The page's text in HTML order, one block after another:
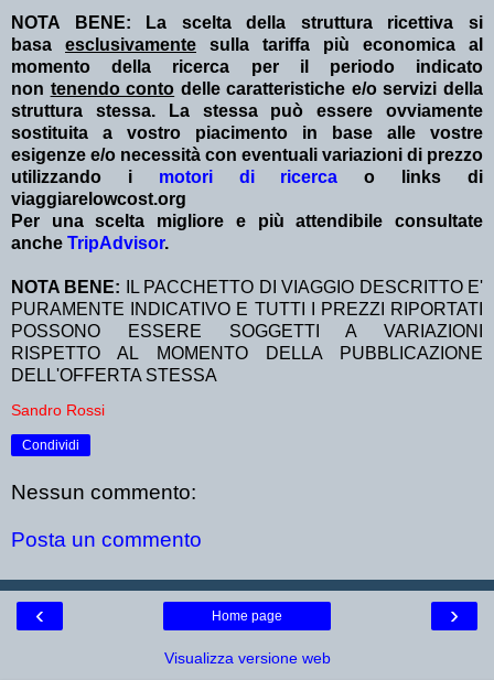
NOTA BENE: La scelta della struttura ricettiva si
basa esclusivamente sulla tariffa più economica al
momento della ricerca per il periodo indicato
non tenendo conto delle caratteristiche e/o servizi della
struttura stessa. La stessa può essere ovviamente
sostituita a vostro piacimento in base alle vostre
esigenze e/o necessità con eventuali variazioni di prezzo
utilizzando i motori di ricerca o links di
viaggiarelowcost.org
Per una scelta migliore e più attendibile consultate
anche TripAdvisor.
NOTA BENE:
IL PACCHETTO DI VIAGGIO DESCRITTO E'
PURAMENTE INDICATIVO E TUTTI I PREZZI RIPORTATI
POSSONO ESSERE SOGGETTI A VARIAZIONI
RISPETTO AL MOMENTO DELLA PUBBLICAZIONE
DELL'OFFERTA STESSA
Sandro Rossi
Condividi
Nessun commento:
Posta un commento
‹ ›
Home page
Visualizza versione web